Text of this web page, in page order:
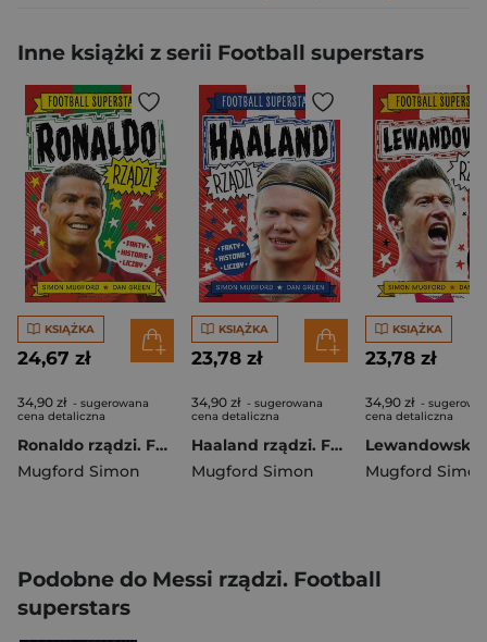
Inne książki z serii Football superstars
KSIĄŻKA
24,67 zł
34,90 zł - sugerowana
cena detaliczna
Ronaldo rządzi. Football superstars
Mugford Simon
KSIĄŻKA
23,78 zł
34,90 zł - sugerowana
cena detaliczna
Haaland rządzi. Football superstars
Mugford Simon
KSIĄŻKA
23,78 zł
34,90 zł -
cena detaliczna
Mugford Simon
Podobne do Messi rządzi. Football
superstars